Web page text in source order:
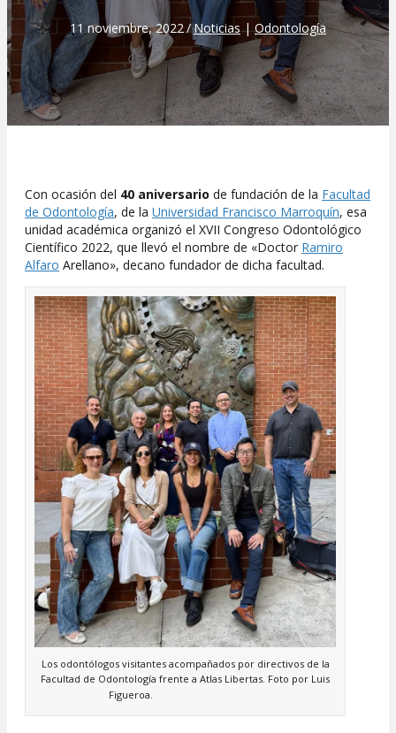
11 noviembre, 2022/Noticias|Odontología
Con ocasión del 40 aniversario de fundación de la Facultad
de Odontología, de la Universidad Francisco Marroquín, esa
unidad académica organizó el XVII Congreso Odontológico
Científico 2022, que llevó el nombre de «Doctor Ramiro
Alfaro Arellano», decano fundador de dicha facultad.
Los odontólogos visitantes acompañados por directivos de la
Facultad de Odontología frente a Atlas Libertas. Foto por Luis
Figueroa.